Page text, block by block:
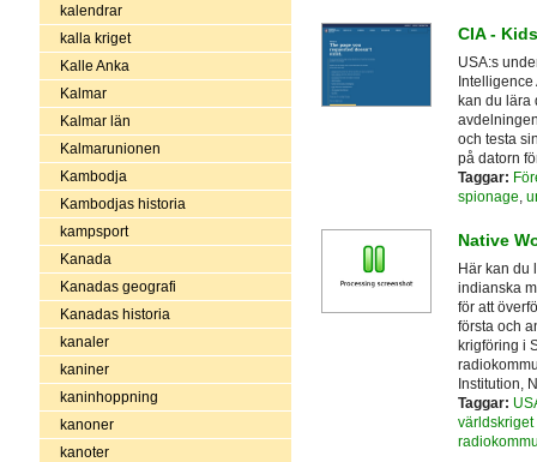
kalendrar
kalla kriget
Kalle Anka
Kalmar
Kalmar län
Kalmarunionen
Kambodja
Kambodjas historia
kampsport
Kanada
Kanadas geografi
Kanadas historia
kanaler
kaniner
kaninhoppning
kanoner
kanoter
CIA -
USA:s
kan du lära
och testa
på datorn
Taggar:
spionage,
Native
Här kan du
indianska
för att
första och
krigföring i
Institution,
Taggar: